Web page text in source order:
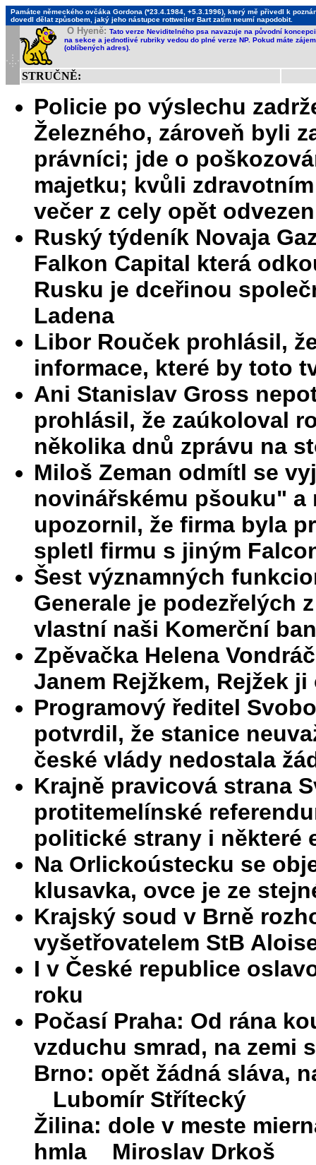
Památce německého ovčáka Gordona (*23.4.1984, +5.3.1996), který mě přivedl k
dovedl dělat způsobem, jaký jeho nástupce rottweiler Bart zatím neumí napodobit.
O Hyeně: Tato verze Neviditelného psa navazuje na původní
na sekce a jednotlivé rubriky vedou do plné verze NP. Pokud máte
(oblíbených adres).
STRUČNĚ:
Policie po výslechu
Železného, zároveň byli
právníci; jde o
majetku; kvůli
večer z cely opět odvezen
Ruský týdeník Novaja
Falkon Capital která
Rusku je dceřinou
Ladena
Libor Rouček prohlásil,
informace, které by toto
Ani Stanislav Gross
prohlásil, že zaúkoloval
několika dnů zprávu na
Miloš Zeman odmítl se
novinářskému pšouku"
upozornil, že firma byla
spletl firmu s jiným
Šest významných
Generale je podezřelých
vlastní naši Komerční
Zpěvačka Helena
Janem Rejžkem, Rejžek
Programový ředitel
potvrdil, že stanice
české vlády nedostala
Krajně pravicová strana
protitemelínské
politické strany i některé
Na Orlickoústecku se
klusavka, ovce je ze
Krajský soud v Brně
vyšetřovatelem StB
I v České republice
roku
Počasí Praha: Od rána
vzduchu smrad, na zemi
Brno: opět žádná sláva,
Lubomír Střítecký
Žilina: dole v meste
hmla Miroslav Drkoš